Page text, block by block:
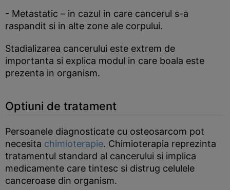
- Metastatic – in cazul in care cancerul s-a
raspandit si in alte zone ale corpului.
Stadializarea cancerului este extrem de
importanta si explica modul in care boala este
prezenta in organism.
Optiuni de tratament
Persoanele diagnosticate cu osteosarcom pot
necesita chimioterapie. Chimioterapia reprezinta
tratamentul standard al cancerului si implica
medicamente care tintesc si distrug celulele
canceroase din organism.